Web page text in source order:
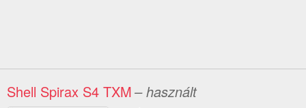
Shell Spirax S4 TXM– használt